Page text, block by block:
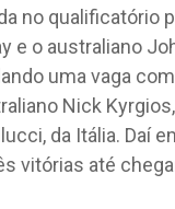
no qualificatório
e o australiano
uma vaga
Nick
da Itália. Daí
vitórias até